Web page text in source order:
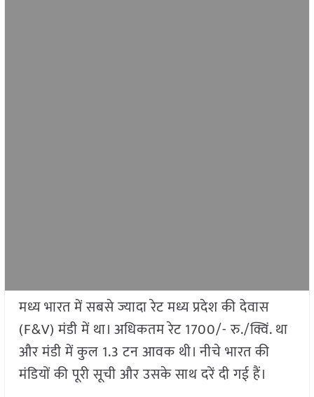
मध्य भारत में सबसे ज्यादा रेट मध्य प्रदेश की देवास
(F&V) मंडी में था। अधिकतम रेट 1700/- रु./क्विं. था
और मंडी में कुल 1.3 टन आवक थी। नीचे भारत की
मंडियों की पूरी सूची और उसके साथ दरें दी गई हैं।